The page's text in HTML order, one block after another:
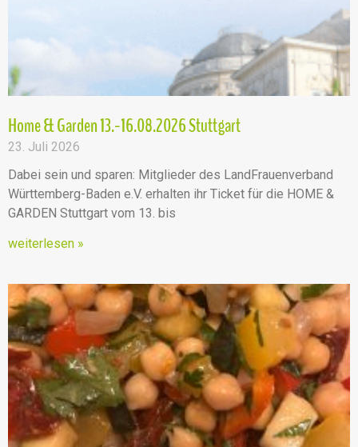
Home & Garden 13.-16.08.2026 Stuttgart
23. Juli 2026
Dabei sein und sparen: Mitglieder des LandFrauenverband
Württemberg-Baden e.V. erhalten ihr Ticket für die HOME &
GARDEN Stuttgart vom 13. bis
weiterlesen »